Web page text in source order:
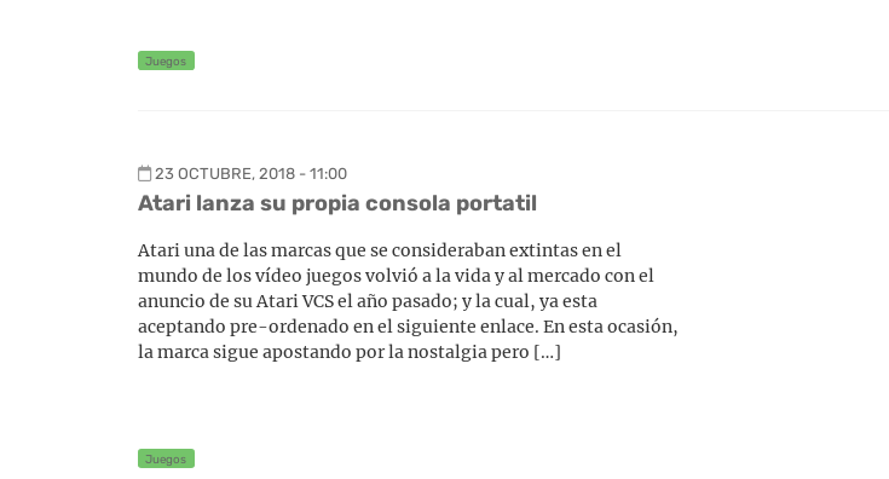
Juegos
23 OCTUBRE, 2018 - 11:00
Atari lanza su propia consola portatil
Atari una de las marcas que se consideraban extintas en el
mundo de los vídeo juegos volvió a la vida y al mercado con el
anuncio de su Atari VCS el año pasado; y la cual, ya esta
aceptando pre-ordenado en el siguiente enlace. En esta ocasión,
la marca sigue apostando por la nostalgia pero […]
Juegos